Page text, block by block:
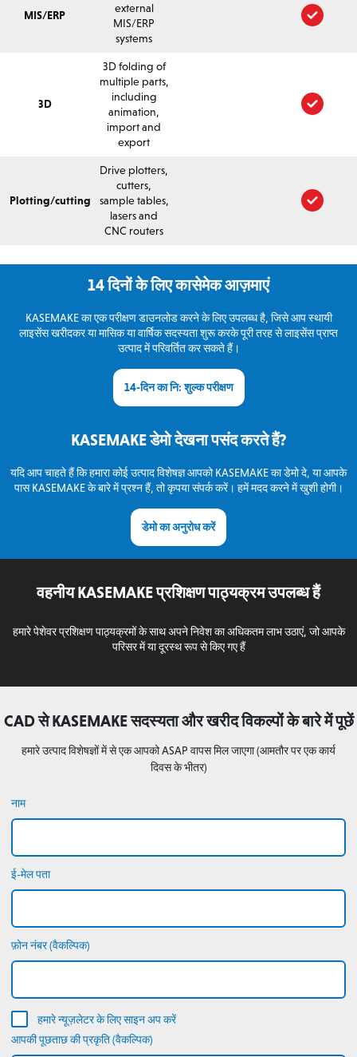
MIS/ERP
external
MIS/ERP
systems
3D
3D folding of
multiple parts,
including
animation,
import and
export
Plotting/cutting
Drive plotters,
cutters,
sample tables,
lasers and
CNC routers
14 दिनों के लिए कासेमेक आज़माएं
KASEMAKE का एक परीक्षण डाउनलोड करने के लिए उपलब्ध है, जिसे आप स्थायी
लाइसेंस खरीदकर या मासिक या वार्षिक सदस्यता शुरू करके पूरी तरह से लाइसेंस प्राप्त
उत्पाद में परिवर्तित कर सकते हैं।
14-दिन का नि: शुल्क परीक्षण
KASEMAKE डेमो देखना पसंद करते हैं?
यदि आप चाहते हैं कि हमारा कोई उत्पाद विशेषज्ञ आपको KASEMAKE का डेमो दे, या आपके
पास KASEMAKE के बारे में प्रश्न हैं, तो कृपया संपर्क करें। हमें मदद करने में खुशी होगी।
डेमो का अनुरोध करें
वहनीय KASEMAKE प्रशिक्षण पाठ्यक्रम उपलब्ध हैं
हमारे पेशेवर प्रशिक्षण पाठ्यक्रमों के साथ अपने निवेश का अधिकतम लाभ उठाएं, जो आपके
परिसर में या दूरस्थ रूप से किए गए हैं
CAD से KASEMAKE सदस्यता और खरीद विकल्पों के बारे में पूछें
हमारे उत्पाद विशेषज्ञों में से एक आपको ASAP वापस मिल जाएगा (आमतौर पर एक कार्य
दिवस के भीतर)
नाम
ई-मेल पता
फ़ोन नंबर (वैकल्पिक)
हमारे न्यूज़लेटर के लिए साइन अप करें
आपकी पूछताछ की प्रकृति (वैकल्पिक)